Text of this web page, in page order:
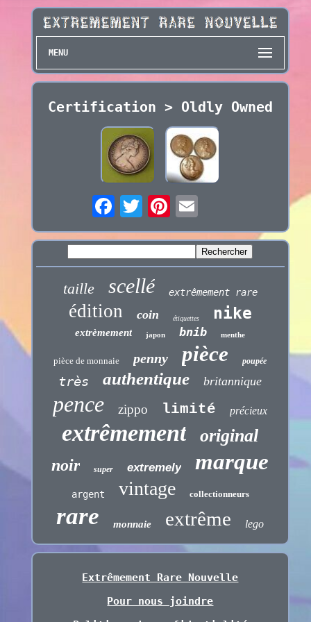
MENU
Certification > Oldly Owned
taille scellé extrêmement rare
édition coin étiquettes nike
extrèmement japon bnib menthe
pièce de monnaie penny pièce poupée
très authentique britannique
pence zippo limité précieux
extrêmement original
noir super extremely marque
argent vintage collectionneurs
rare monnaie extrême lego
Extrêmement Rare Nouvelle
Pour nous joindre